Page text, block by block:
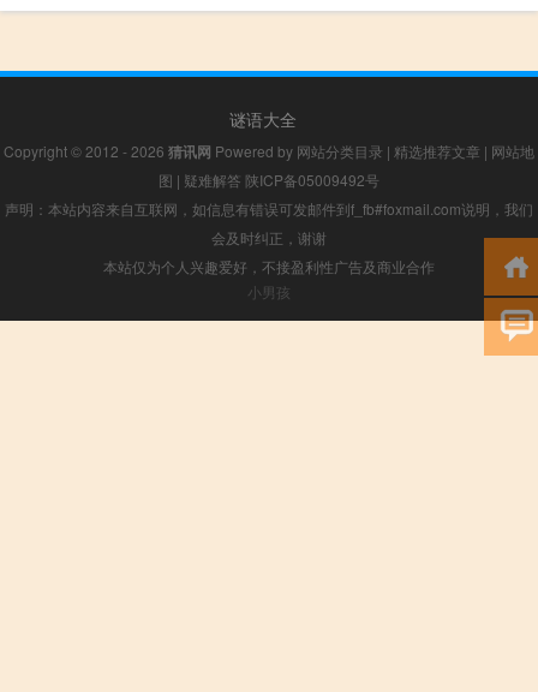
谜语大全
Copyright © 2012 - 2026 猜讯网 Powered by 网站分类目录 | 精选推荐文章 | 网站地
图 | 疑难解答 陕ICP备05009492号
声明：本站内容来自互联网，如信息有错误可发邮件到f_fb#foxmail.com说明，我们
会及时纠正，谢谢
本站仅为个人兴趣爱好，不接盈利性广告及商业合作
小男孩